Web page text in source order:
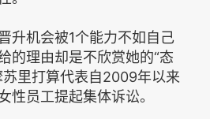
升机会被1个能力不如自己
的理由却是不欣赏她的“态
苏里打算代表自2009年以来
性员工提起集体诉讼。